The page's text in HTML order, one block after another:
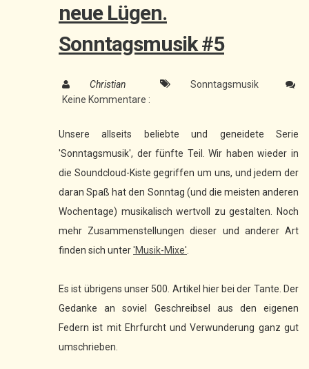
neue Lügen.
Sonntagsmusik #5
Christian
Sonntagsmusik
Keine Kommentare :
Unsere allseits beliebte und geneidete Serie
'Sonntagsmusik', der fünfte Teil. Wir haben wieder in
die Soundcloud-Kiste gegriffen um uns, und jedem der
daran Spaß hat den Sonntag (und die meisten anderen
Wochentage) musikalisch wertvoll zu gestalten. Noch
mehr Zusammenstellungen dieser und anderer Art
finden sich unter'Musik-Mixe'
Es ist übrigens unser 500. Artikel hier bei der Tante. Der
Gedanke an soviel Geschreibsel aus den eigenen
Federn ist mit Ehrfurcht und Verwunderung ganz gut
umschrieben.